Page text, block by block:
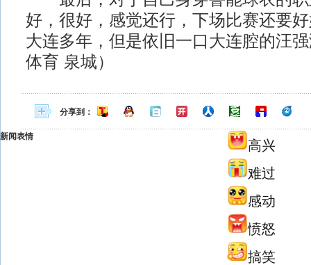
好，很好，感觉还行，下场比赛还要
大连多年，但是依旧一口大连腔的汪
体育 泉城）
分享到：
新闻表情
高兴
难过
感动
愤怒
搞笑